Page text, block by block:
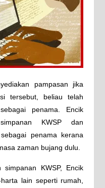
pampasan jika
tersebut, beliau telah
penama. Encik
KWSP dan
penama kerana
zaman bujang dulu.
KWSP, Encik
lain seperti rumah,